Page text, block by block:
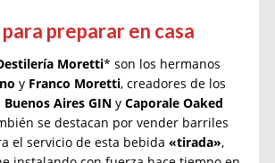
preparar en casa
Moretti* son los hermanos
y Franco Moretti, creadores de los
Buenos Aires GIN yCaporale Oaked
se destacan por vender barriles
el servicio de esta bebida «tirada»,